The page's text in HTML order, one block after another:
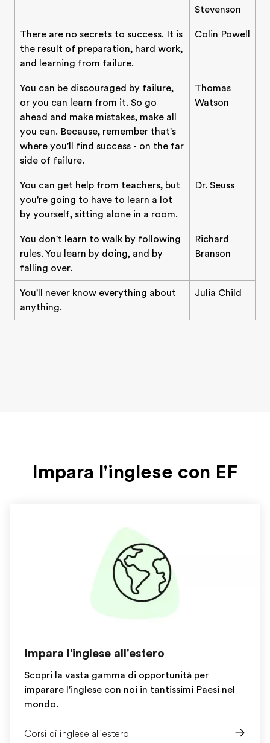
Stevenson
There are no secrets to success. It is
the result of preparation, hard work,
and learning from failure.
Colin Powell
You can be discouraged by failure,
or you can learn from it. So go
ahead and make mistakes, make all
you can. Because, remember that's
where you'll find success - on the far
side of failure.
Thomas
Watson
You can get help from teachers, but
you're going to have to learn a lot
by yourself, sitting alone in a room.
Dr. Seuss
You don't learn to walk by following
rules. You learn by doing, and by
falling over.
Richard
Branson
You'll never know everything about
anything.
Julia Child
Impara l'inglese con EF
Impara l'inglese all'estero
Scopri la vasta gamma di opportunità per
imparare l'inglese con noi in tantissimi Paesi nel
mondo.
Corsi di inglese all'estero